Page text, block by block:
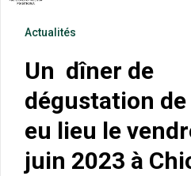
Actualités
Un dîner de
dégustation
eu lieu le
juin 2023 à